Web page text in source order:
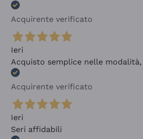
Acquirente verificato
Ieri
Acquisto semplice nelle
Acquirente verificato
Ieri
Seri affidabili